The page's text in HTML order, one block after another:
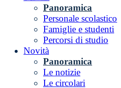
Panoramica
Personale scolastico
Famiglie e studenti
Percorsi di studio
Novità
Panoramica
Le notizie
Le circolari